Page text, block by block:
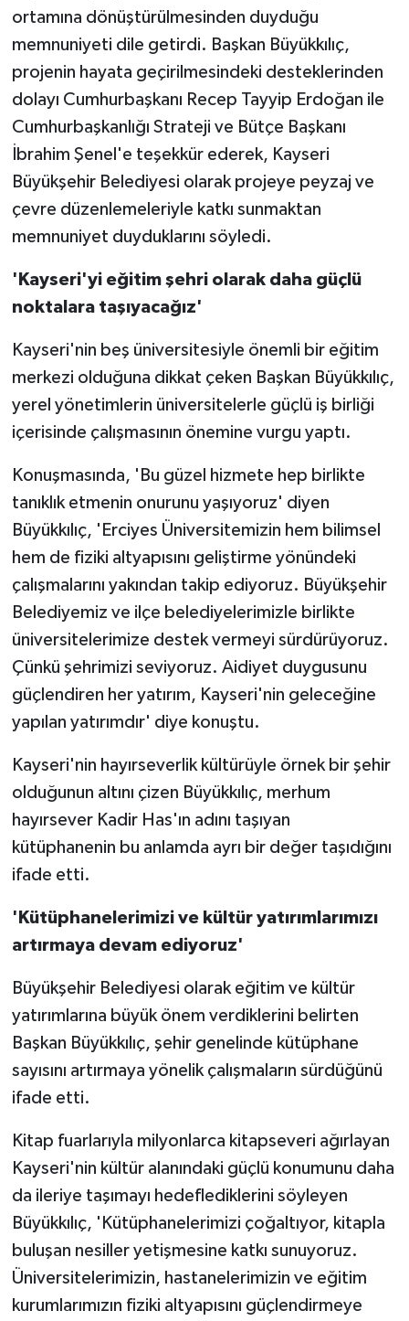
ortamına dönüştürülmesinden duyduğu
memnuniyeti dile getirdi. Başkan Büyükkılıç,
projenin hayata geçirilmesindeki desteklerinden
dolayı Cumhurbaşkanı Recep Tayyip Erdoğan ile
Cumhurbaşkanlığı Strateji ve Bütçe Başkanı
İbrahim Şenel'e teşekkür ederek, Kayseri
Büyükşehir Belediyesi olarak projeye peyzaj ve
çevre düzenlemeleriyle katkı sunmaktan
memnuniyet duyduklarını söyledi.
'Kayseri'yi eğitim şehri olarak daha güçlü
noktalara taşıyacağız'
Kayseri'nin beş üniversitesiyle önemli bir eğitim
merkezi olduğuna dikkat çeken Başkan Büyükkılıç,
yerel yönetimlerin üniversitelerle güçlü iş birliği
içerisinde çalışmasının önemine vurgu yaptı.
Konuşmasında, 'Bu güzel hizmete hep birlikte
tanıklık etmenin onurunu yaşıyoruz' diyen
Büyükkılıç, 'Erciyes Üniversitemizin hem bilimsel
hem de fiziki altyapısını geliştirme yönündeki
çalışmalarını yakından takip ediyoruz. Büyükşehir
Belediyemiz ve ilçe belediyelerimizle birlikte
üniversitelerimize destek vermeyi sürdürüyoruz.
Çünkü şehrimizi seviyoruz. Aidiyet duygusunu
güçlendiren her yatırım, Kayseri'nin geleceğine
yapılan yatırımdır' diye konuştu.
Kayseri'nin hayırseverlik kültürüyle örnek bir şehir
olduğunun altını çizen Büyükkılıç, merhum
hayırsever Kadir Has'ın adını taşıyan
kütüphanenin bu anlamda ayrı bir değer taşıdığını
ifade etti.
'Kütüphanelerimizi ve kültür yatırımlarımızı
artırmaya devam ediyoruz'
Büyükşehir Belediyesi olarak eğitim ve kültür
yatırımlarına büyük önem verdiklerini belirten
Başkan Büyükkılıç, şehir genelinde kütüphane
sayısını artırmaya yönelik çalışmaların sürdüğünü
ifade etti.
Kitap fuarlarıyla milyonlarca kitapseveri ağırlayan
Kayseri'nin kültür alanındaki güçlü konumunu daha
da ileriye taşımayı hedeflediklerini söyleyen
Büyükkılıç, 'Kütüphanelerimizi çoğaltıyor, kitapla
buluşan nesiller yetişmesine katkı sunuyoruz.
Üniversitelerimizin, hastanelerimizin ve eğitim
kurumlarımızın fiziki altyapısını güçlendirmeye